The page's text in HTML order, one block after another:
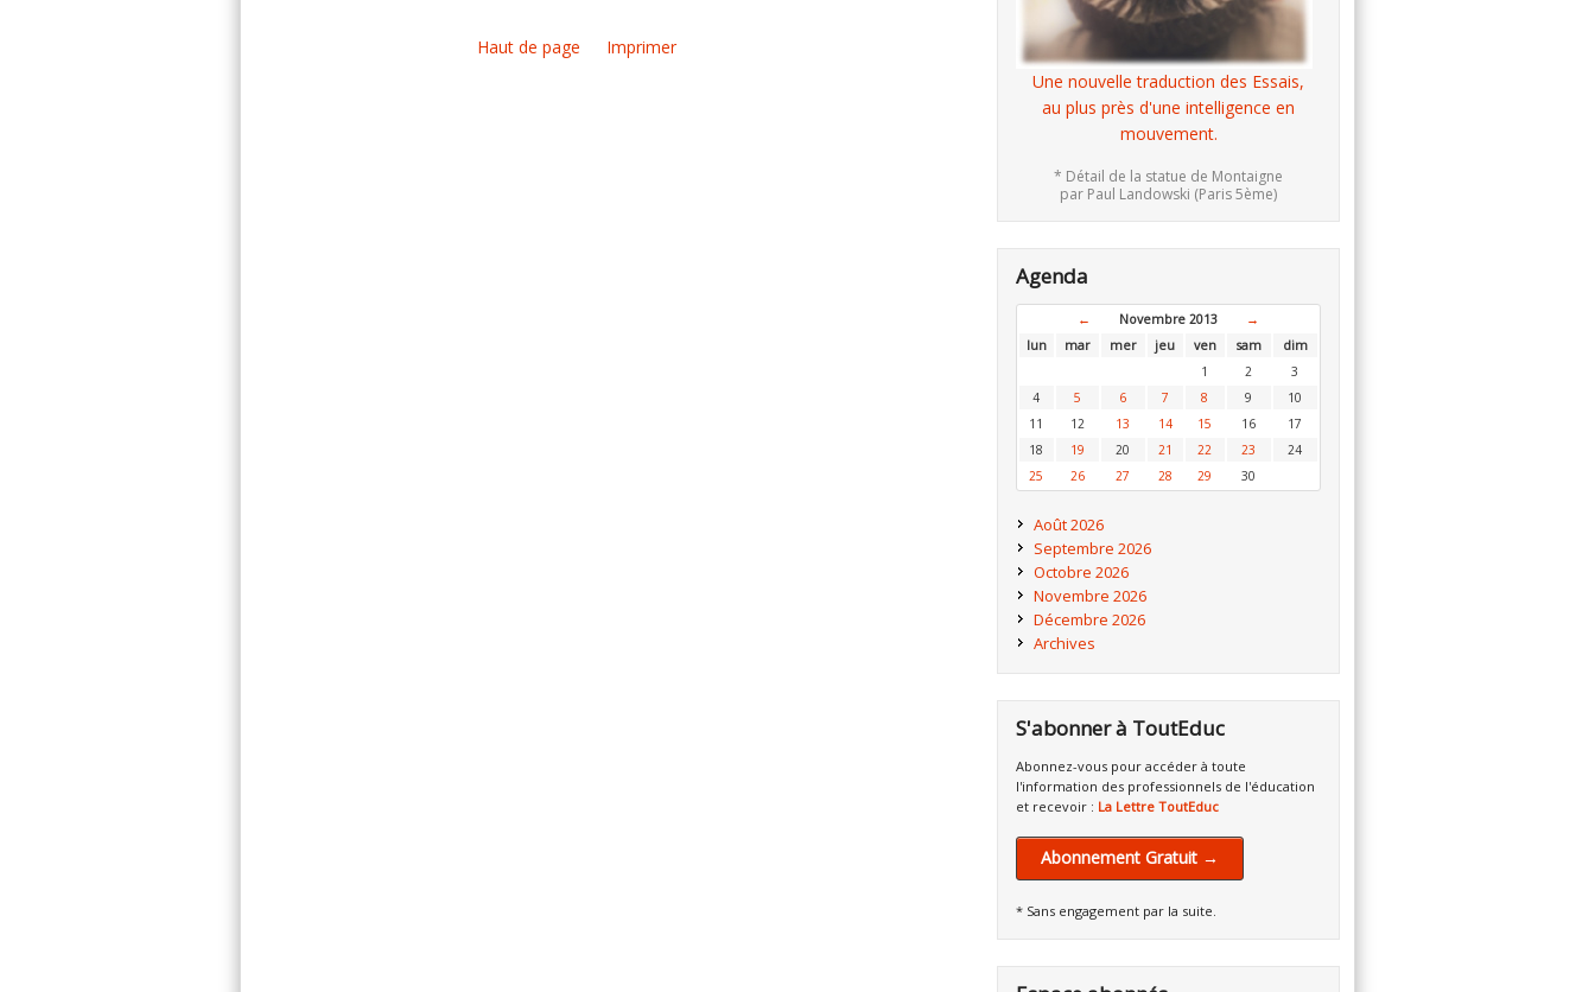
Haut de page Imprimer
Une nouvelle traduction des Essais,
au plus près d'une intelligence en
mouvement.
* Détail de la statue de Montaigne
par Paul Landowski (Paris 5ème)
Agenda
← Novembre 2013
→
lun
mar mer jeu ven sam
dim
1
2
3
4
5 6 7 8 9
10
11
12 13 14 15 16
17
18
19 20 21 22 23
24
25
26 27 28 29 30
Août 2026
Septembre 2026
Octobre 2026
Novembre 2026
Décembre 2026
Archives
S'abonner à ToutEduc
Abonnez-vous pour accéder à toute
l'information des professionnels de l'éducation
et recevoir : La Lettre ToutEduc
Abonnement Gratuit →
* Sans engagement par la suite.